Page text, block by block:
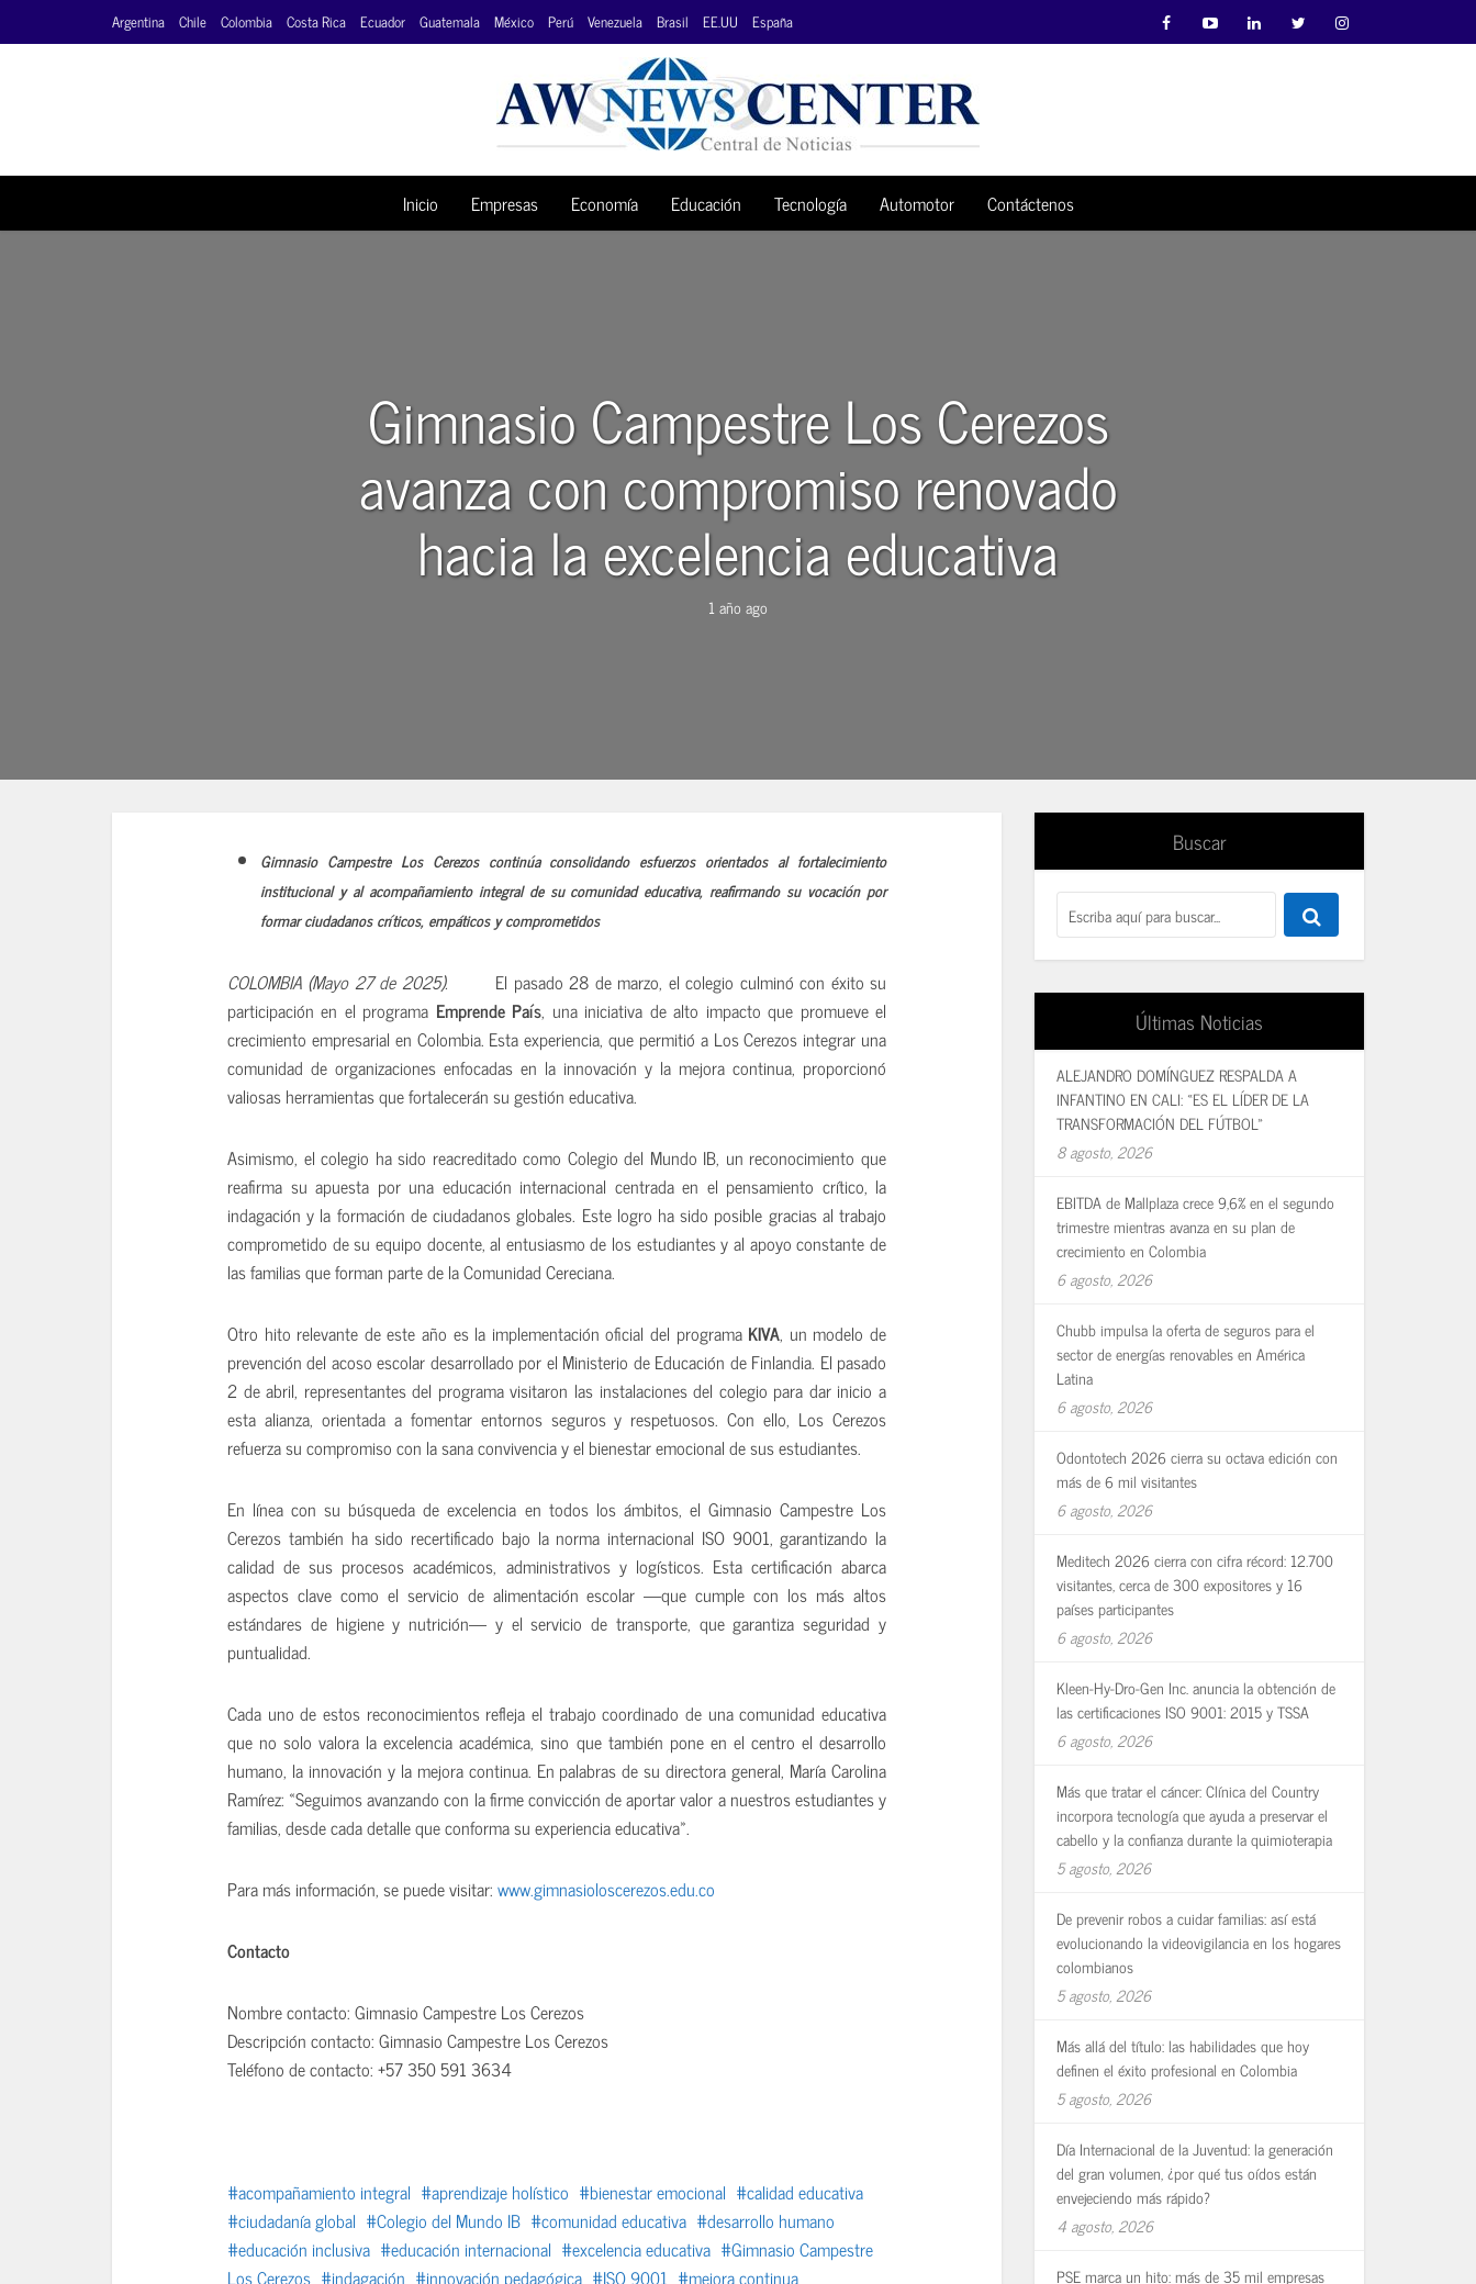
Argentina Chile Colombia Costa Rica Ecuador Guatemala México Perú Venezuela Brasil EE.UU España
Inicio Empresas Economía Educación Tecnología Automotor Contáctenos
Gimnasio Campestre Los Cerezos
avanza con compromiso renovado
hacia la excelencia educativa
1 año ago
Gimnasio Campestre Los Cerezos continúa consolidando esfuerzos orientados al fortalecimiento
institucional y al acompañamiento integral de su comunidad educativa, reafirmando su vocación por
formar ciudadanos críticos, empáticos y comprometidos
COLOMBIA (Mayo 27 de 2025). El pasado 28 de marzo, el colegio culminó con éxito su
participación en el programa Emprende País, una iniciativa de alto impacto que promueve el
crecimiento empresarial en Colombia. Esta experiencia, que permitió a Los Cerezos integrar una
comunidad de organizaciones enfocadas en la innovación y la mejora continua, proporcionó
valiosas herramientas que fortalecerán su gestión educativa.
Asimismo, el colegio ha sido reacreditado como Colegio del Mundo IB, un reconocimiento que
reafirma su apuesta por una educación internacional centrada en el pensamiento crítico, la
indagación y la formación de ciudadanos globales. Este logro ha sido posible gracias al trabajo
comprometido de su equipo docente, al entusiasmo de los estudiantes y al apoyo constante de
las familias que forman parte de la Comunidad Cereciana.
Otro hito relevante de este año es la implementación oficial del programa KIVA, un modelo de
prevención del acoso escolar desarrollado por el Ministerio de Educación de Finlandia. El pasado
2 de abril, representantes del programa visitaron las instalaciones del colegio para dar inicio a
esta alianza, orientada a fomentar entornos seguros y respetuosos. Con ello, Los Cerezos
refuerza su compromiso con la sana convivencia y el bienestar emocional de sus estudiantes.
En línea con su búsqueda de excelencia en todos los ámbitos, el Gimnasio Campestre Los
Cerezos también ha sido recertificado bajo la norma internacional ISO 9001, garantizando la
calidad de sus procesos académicos, administrativos y logísticos. Esta certificación abarca
aspectos clave como el servicio de alimentación escolar —que cumple con los más altos
estándares de higiene y nutrición— y el servicio de transporte, que garantiza seguridad y
puntualidad.
Cada uno de estos reconocimientos refleja el trabajo coordinado de una comunidad educativa
que no solo valora la excelencia académica, sino que también pone en el centro el desarrollo
humano, la innovación y la mejora continua. En palabras de su directora general, María Carolina
Ramírez: «Seguimos avanzando con la firme convicción de aportar valor a nuestros estudiantes y
familias, desde cada detalle que conforma su experiencia educativa».
Para más información, se puede visitar:www.gimnasioloscerezos.edu.co
Contacto
Nombre contacto: Gimnasio Campestre Los Cerezos
Descripción contacto: Gimnasio Campestre Los Cerezos
Teléfono de contacto: +57 350 591 3634
acompañamiento integral aprendizaje holístico bienestar emocional
calidad educativa
ciudadanía global
Colegio del Mundo IB comunidad educativa
desarrollo humano
educación inclusiva
educación internacional excelencia educativa
Gimnasio Campestre
Los Cerezos
indagación innovación pedagógica ISO 9001
mejora continua
Buscar
Últimas Noticias
ALEJANDRO DOMÍNGUEZ RESPALDA A
INFANTINO EN CALI: «ES EL LÍDER DE LA
TRANSFORMACIÓN DEL FÚTBOL»
8 agosto, 2026
EBITDA de Mallplaza crece 9,6% en el segundo
trimestre mientras avanza en su plan de
crecimiento en Colombia
6 agosto, 2026
Chubb impulsa la oferta de seguros para el
sector de energías renovables en América
Latina
6 agosto, 2026
Odontotech 2026 cierra su octava edición con
más de 6 mil visitantes
6 agosto, 2026
Meditech 2026 cierra con cifra récord: 12.700
visitantes, cerca de 300 expositores y 16
países participantes
6 agosto, 2026
Kleen-Hy-Dro-Gen Inc. anuncia la obtención de
las certificaciones ISO 9001: 2015 y TSSA
6 agosto, 2026
Más que tratar el cáncer: Clínica del Country
incorpora tecnología que ayuda a preservar el
cabello y la confianza durante la quimioterapia
5 agosto, 2026
De prevenir robos a cuidar familias: así está
evolucionando la videovigilancia en los hogares
colombianos
5 agosto, 2026
Más allá del título: las habilidades que hoy
definen el éxito profesional en Colombia
5 agosto, 2026
Día Internacional de la Juventud: la generación
del gran volumen, ¿por qué tus oídos están
envejeciendo más rápido?
4 agosto, 2026
PSE marca un hito: más de 35 mil empresas